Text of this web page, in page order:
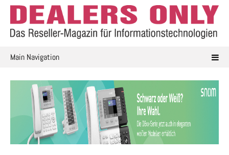
Skip
content
Main Navigation